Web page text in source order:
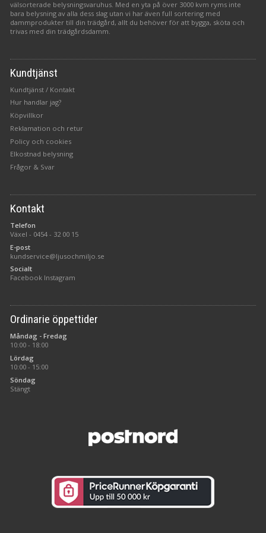
välsorterade belysningsvaruhus. Med en yta på över 3000 kvm ryms inte
bara belysning av alla dess slag utan vi har även full sortering med
dammprodukter till din trädgård, allt du behöver för att bygga, sköta och
trivas med din trädgårdsdamm.
Kundtjänst
Kundtjänst / Kontakt
Hur handlar jag?
Köpvillkor
Reklamation och retur
Policy och cookies
Elkostnad belysning
Frågor & Svar
Kontakt
Telefon
Växel - 0454 - 32 00 15
E-post
kundservice@ljusochmiljo.se
Socialt
Facebook Instagram
Ordinarie öppettider
Måndag - Fredag
10:00 - 18:00
Lördag
10:00 - 15:00
Söndag
Stängt